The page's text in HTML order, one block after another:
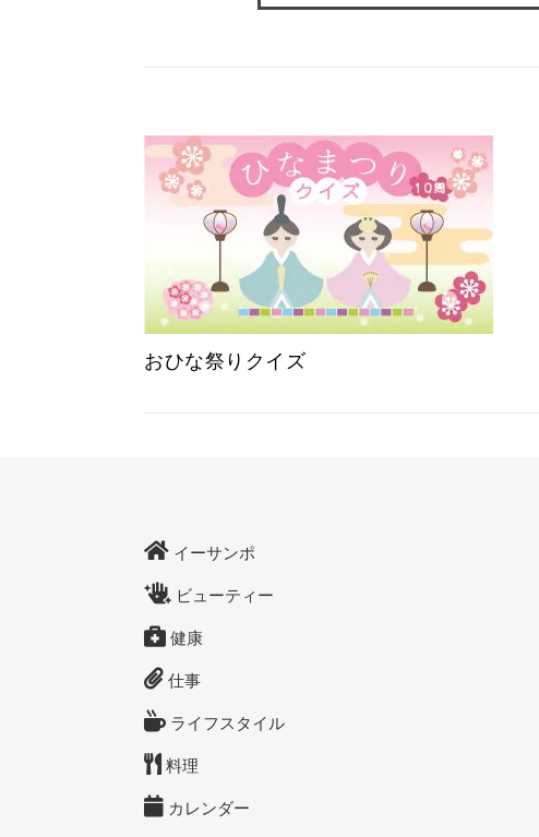
おひな祭りクイズ
イーサンポ
ビューティー
健康
仕事
ライフスタイル
料理
カレンダー